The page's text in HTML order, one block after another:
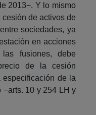
2013−. Y lo mismo
de activos de
sociedades, ya
en acciones
fusiones, debe
de la cesión
de la
−arts. 10 y 254 LH y